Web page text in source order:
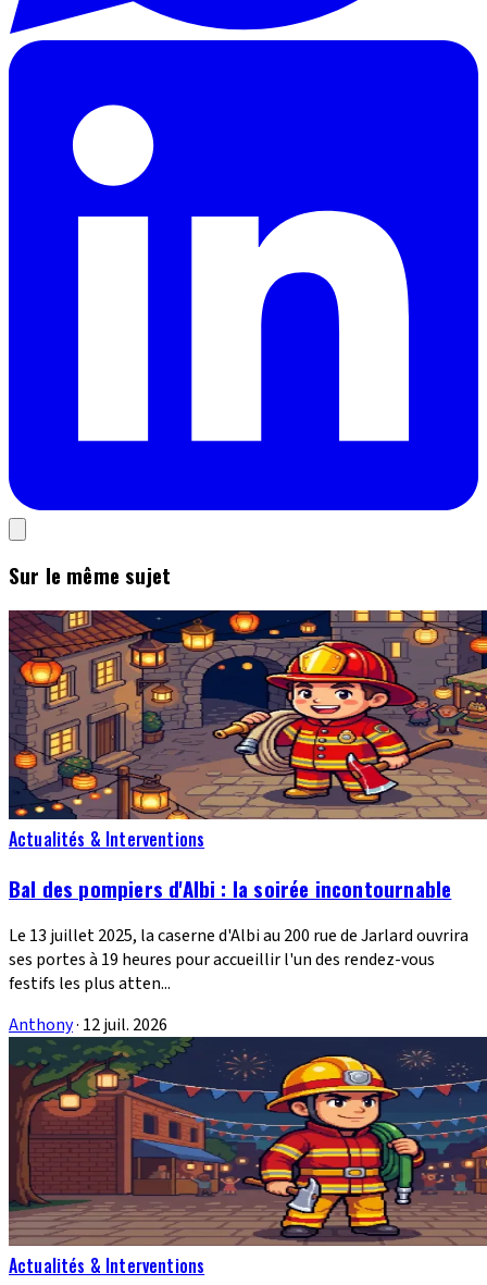
Sur le même sujet
Actualités & Interventions
Bal des pompiers d'Albi : la soirée incontournable
Le 13 juillet 2025, la caserne d'Albi au 200 rue de Jarlard ouvrira
ses portes à 19 heures pour accueillir l'un des rendez-vous
festifs les plus atten...
Anthony· 12 juil. 2026
Actualités & Interventions